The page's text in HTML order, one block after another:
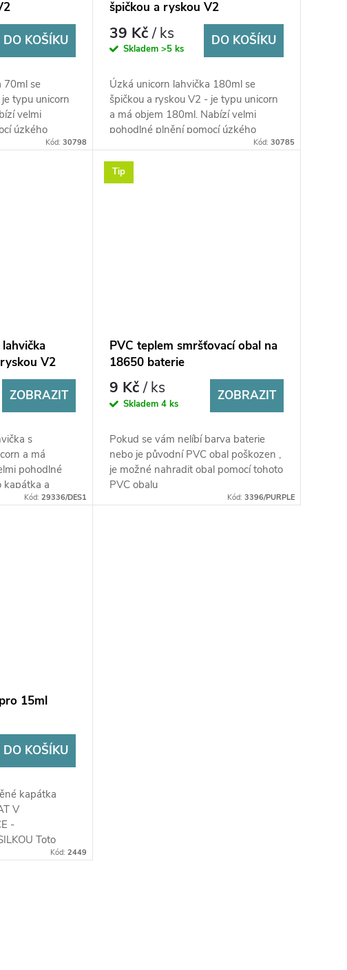
DO KOŠÍKU
70ml se
typu unicorn
velmi
úzkého
náplníKód: 30798
špičkou a ryskou V2
39 Kč / ks
Skladem >5 ks
DO KOŠÍKU
Úzká unicorn lahvička 180ml se
špičkou a ryskou V2 - je typu unicorn
a má objem 180ml. Nabízí velmi
pohodlné plnění pomocí úzkého
kapátka a snadné míchání náplní
díky...
Kód: 30785
V2
ZOBRAZIT
s
a má
pohodlné
kapátka a
díky rysce,
Kód: 29336/DES1
Tip
PVC teplem smršťovací obal na
18650 baterie
9 Kč/ ks
Skladem 4 ks
ZOBRAZIT
Pokud se vám nelíbí barva baterie
nebo je původní PVC obal poškozen ,
je možné nahradit obal pomocí tohoto
PVC obalu
Kód: 3396/PURPLE
15ml
DO KOŠÍKU
kapátka
V
-
Toto
Kód: 2449